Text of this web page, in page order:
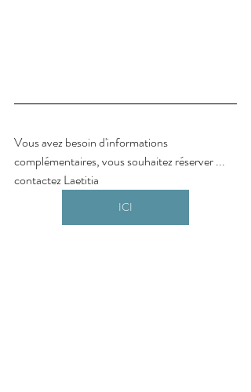
Vous avez besoin d'informations
complémentaires, vous souhaitez réserver ...
contactez Laetitia
ICI